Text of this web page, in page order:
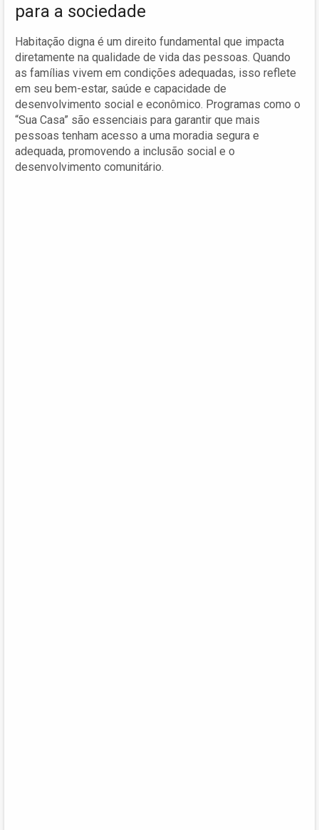
para a sociedade
Habitação digna é um direito fundamental que impacta
diretamente na qualidade de vida das pessoas. Quando
as famílias vivem em condições adequadas, isso reflete
em seu bem-estar, saúde e capacidade de
desenvolvimento social e econômico. Programas como o
“Sua Casa” são essenciais para garantir que mais
pessoas tenham acesso a uma moradia segura e
adequada, promovendo a inclusão social e o
desenvolvimento comunitário.